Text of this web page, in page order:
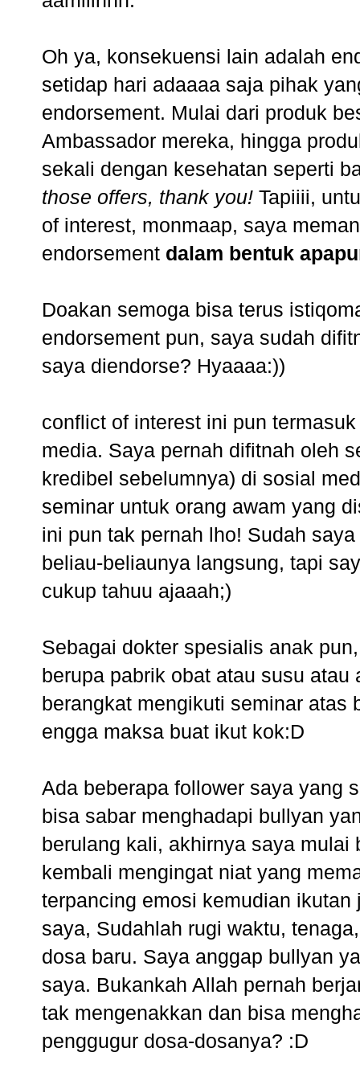
Oh ya, konsekuensi lain adalah
setidap hari adaaaa saja pihak
endorsement. Mulai dari produk
Ambassador mereka, hingga
sekali dengan kesehatan seperti
those offers, thank you! Tapiiii,
of interest, monmaap, saya
endorsement dalam bentuk
Doakan semoga bisa terus
endorsement pun, saya sudah
saya diendorse? Hyaaaa:))
conflict of interest ini pun
media. Saya pernah difitnah oleh
kredibel sebelumnya) di sosial
seminar untuk orang awam yang
ini pun tak pernah lho! Sudah
beliau-beliaunya langsung, tapi
cukup tahuu ajaaah;)
Sebagai dokter spesialis anak
berupa pabrik obat atau susu
berangkat mengikuti seminar atas
engga maksa buat ikut kok:D
Ada beberapa follower saya yang
bisa sabar menghadapi bullyan
berulang kali, akhirnya saya
kembali mengingat niat yang
terpancing emosi kemudian
saya, Sudahlah rugi waktu,
dosa baru. Saya anggap bullyan
saya. Bukankah Allah pernah
tak mengenakkan dan bisa
penggugur dosa-dosanya? :D